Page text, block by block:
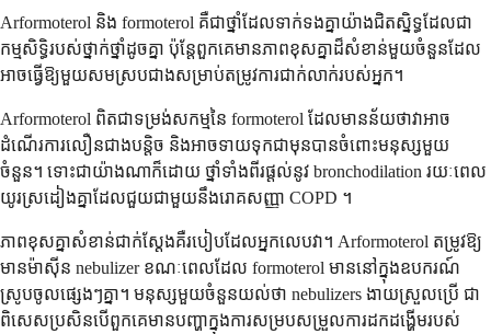
Arformoterol និង formoterol គឺជាថ្នាំដែលទាក់ទងគ្នាយ៉ាងជិតស្និទ្ធដែលជា
កម្មសិទ្ធិរបស់ថ្នាក់ថ្នាំដូចគ្នា ប៉ុន្តែពួកគេមានភាពខុសគ្នាដ៏សំខាន់មួយចំនួនដែល
អាចធ្វើឱ្យមួយសមស្របជាងសម្រាប់តម្រូវការជាក់លាក់របស់អ្នក។
Arformoterol ពិតជាទម្រង់សកម្មនៃ formoterol ដែលមានន័យថាវាអាច
ដំណើរការលឿនជាងបន្តិច និងអាចទាយទុកជាមុនបានចំពោះមនុស្សមួយ
ចំនួន។ ទោះជាយ៉ាងណាក៏ដោយ ថ្នាំទាំងពីរផ្តល់នូវ bronchodilation រយៈពេល
យូរស្រដៀងគ្នាដែលជួយជាមួយនឹងរោគសញ្ញា COPD ។
ភាពខុសគ្នាសំខាន់ជាក់ស្តែងគឺរបៀបដែលអ្នកលេបវា។ Arformoterol តម្រូវឱ្យ
មានម៉ាស៊ីន nebulizer ខណៈពេលដែល formoterol មាននៅក្នុងឧបករណ៍
ស្រូបចូលផ្សេងៗគ្នា។ មនុស្សមួយចំនួនយល់ថា nebulizers ងាយស្រួលប្រើ ជា
ពិសេសប្រសិនបើពួកគេមានបញ្ហាក្នុងការសម្របសម្រួលការដកដង្ហើមរបស់